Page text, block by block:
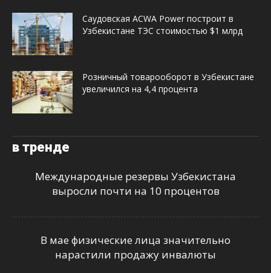
Саудовская ACWA Power построит в
Узбекистане ТЭС стоимостью $1 млрд
Розничный товарооборот в Узбекистане
увеличился на 4,4 процента
в тренде
Международные резервы Узбекистана
выросли почти на 10 процентов
В мае физические лица значительно
нарастили продажу инвалюты